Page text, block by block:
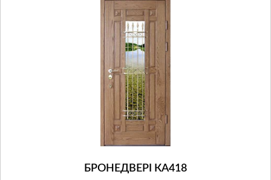
БРОНЕДВЕРІ КА418